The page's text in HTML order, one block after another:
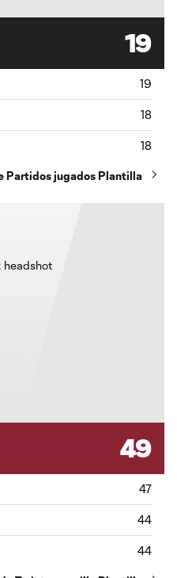
19
19
18
18
Partidos jugados Plantilla
49
47
44
44